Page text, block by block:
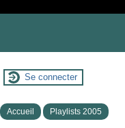
Se connecter
Accueil Playlists 2005